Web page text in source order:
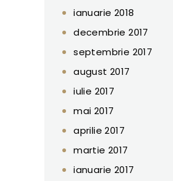
ianuarie 2018
decembrie 2017
septembrie 2017
august 2017
iulie 2017
mai 2017
aprilie 2017
martie 2017
ianuarie 2017